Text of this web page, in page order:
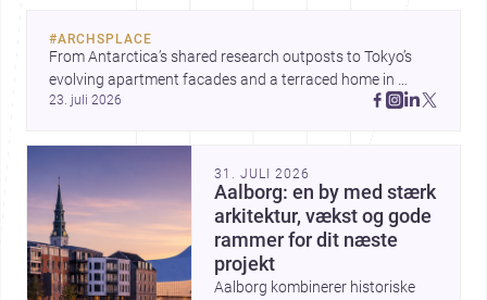
#ARCHSPLACE
From Antarctica’s shared research outposts to Tokyo’s
evolving apartment facades and a terraced home in
Amman, these projects show how architecture adapts to
23. juli 2026
31. JULI 2026
Aalborg: en by med stærk
arkitektur, vækst og gode
rammer for dit næste
projekt
Aalborg kombinerer historiske